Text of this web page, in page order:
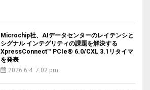
Microchip社、AIデータセンターのレイテンシと
シグナル インテグリティの課題を解決する
XpressConnect™ PCIe® 6.0/CXL 3.1リタイマ
を発表
2026.6.4 7:02 pm